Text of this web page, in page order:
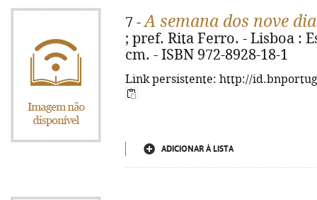
7 -A semana dos nove
; pref. Rita Ferro. - Lisboa :
cm. - ISBN 972-8928-18-1
Link persistente: http://
ADICIONAR À LISTA